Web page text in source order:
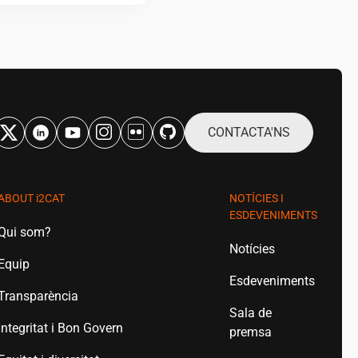
CONTACTA'NS
i2CAT
som?
i Bon Govern
NOTÍCIES I
ESDEVENIMENTS
Notícies
Esdeveniments
Sala de
premsa